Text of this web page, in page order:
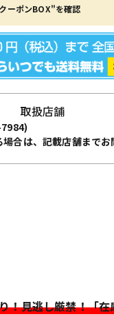
ーポンBOX"を確認
取扱店舗
合は、記載店舗までお
！見逃し厳禁！「